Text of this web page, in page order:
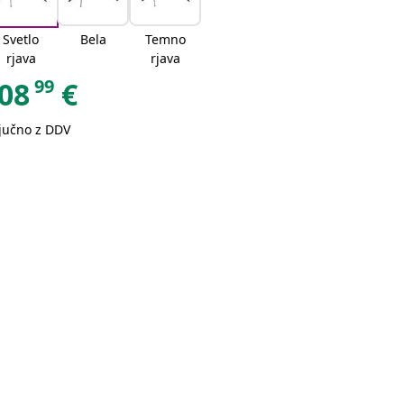
Svetlo
rjava
Bela
Temno
rjava
99 €
z DDV